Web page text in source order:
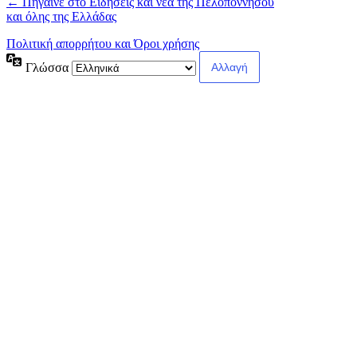
και όλης της Ελλάδας
Πολιτική απορρήτου και Όροι χρήσης
Γλώσσα